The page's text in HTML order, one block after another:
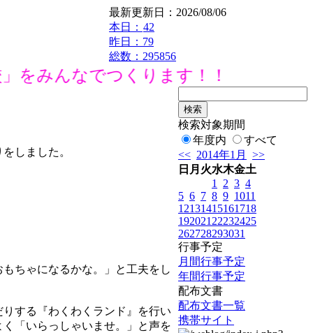
最新更新日：2026/08/06
本日： 42
昨日：79
総数：295856
みんなでつくります！！
しました。
ちゃになるかな。」と工夫をし
する『わくわくランド』を行い
「いらっしゃいませ。」と声を
検索対象期間
年度内
すべて
<< 2014年1月
>>
日 月 火水木金土
1
2 3 4
5 6 7 8 9 1011
12131415161718
192021 22232425
262728293031
行事予定
月間行事予定
年間行事予定
配布文書
配布文書一覧
携帯サイト